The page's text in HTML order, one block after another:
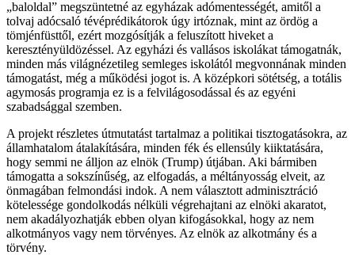
„baloldal” megszüntetné az egyházak adómentességét, amitől a
tolvaj adócsaló tévéprédikátorok úgy irtóznak, mint az ördög a
tömjénfüsttől, ezért mozgósítják a feluszított hiveket a
keresztényüldözéssel. Az egyházi és vallásos iskolákat támogatnák,
minden más világnézetileg semleges iskolától megvonnának minden
támogatást, még a működési jogot is. A középkori sötétség, a totális
agymosás programja ez is a felvilágosodással és az egyéni
szabadsággal szemben.
A projekt részletes útmutatást tartalmaz a politikai tisztogatásokra, az
államhatalom átalakítására, minden fék és ellensúly kiiktatására,
hogy semmi ne álljon az elnök (Trump) útjában. Aki bármiben
támogatta a sokszínűség, az elfogadás, a méltányosság elveit, az
önmagában felmondási indok. A nem választott adminisztráció
kötelessége gondolkodás nélküli végrehajtani az elnöki akaratot,
nem akadályozhatják ebben olyan kifogásokkal, hogy az nem
alkotmányos vagy nem törvényes. Az elnök az alkotmány és a
törvény.